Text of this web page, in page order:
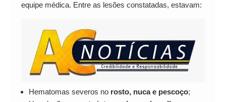
equipe médica. Entre as lesões constatadas, estavam:
Hematomas severos no rosto, nuca e pescoço;